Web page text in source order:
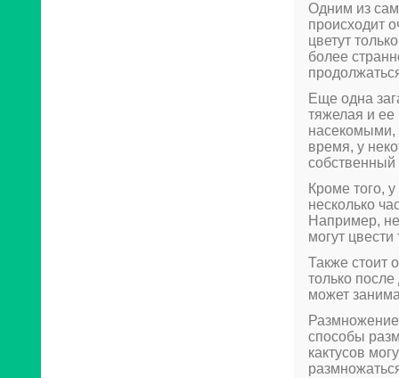
Одним из
происходит
цветут
более
Еще одна
тяжелая и ее
насекомыми,
время, у
собственный
Кроме того,
несколько
Например,
могут
Также стоит
только
может
способы
кактусов